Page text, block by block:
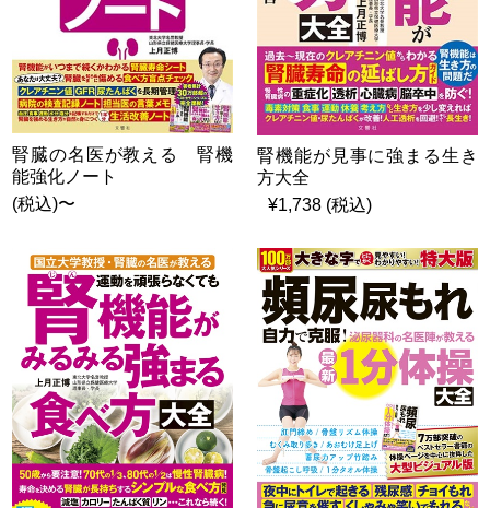
腎臓の名医が教える 腎機
能強化ノート
(税込)〜
腎機能が見事に強まる生き
方大全
¥1,738 (税込)